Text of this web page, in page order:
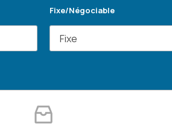
Fixe/Négociable